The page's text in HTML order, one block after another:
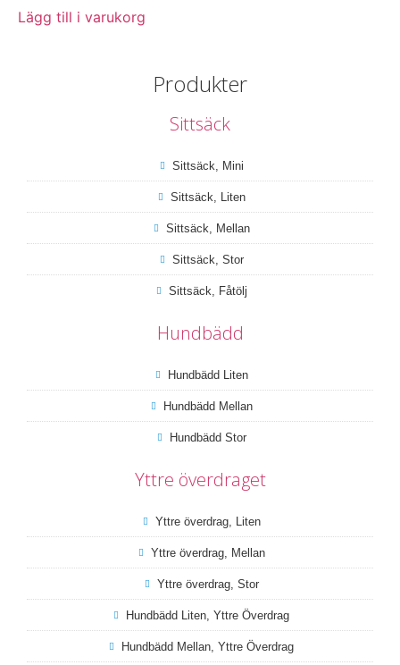
Produkter
Sittsäck
Sittsäck, Mini
Sittsäck, Liten
Sittsäck, Mellan
Sittsäck, Stor
Sittsäck, Fåtölj
Hundbädd
Hundbädd Liten
Hundbädd Mellan
Hundbädd Stor
Yttre överdraget
Yttre överdrag, Liten
Yttre överdrag, Mellan
Yttre överdrag, Stor
Hundbädd Liten, Yttre Överdrag
Hundbädd Mellan, Yttre Överdrag
Lägg till i varukorg